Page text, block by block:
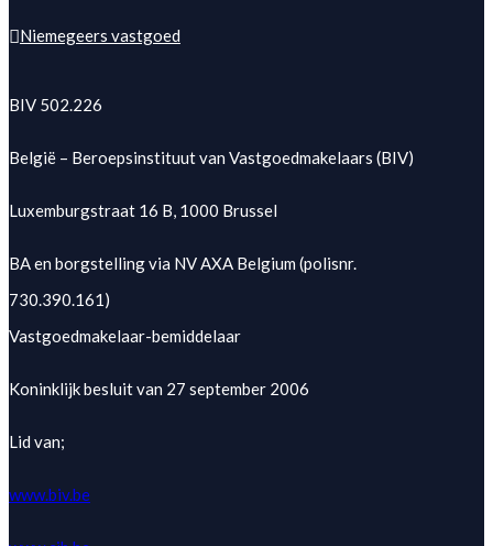
Niemegeers vastgoed
BIV 502.226
België – Beroepsinstituut van Vastgoedmakelaars (BIV)
Luxemburgstraat 16 B, 1000 Brussel
BA en borgstelling via NV AXA Belgium (polisnr.
730.390.161)
Vastgoedmakelaar-bemiddelaar
Koninklijk besluit van 27 september 2006
Lid van;
www.biv.be